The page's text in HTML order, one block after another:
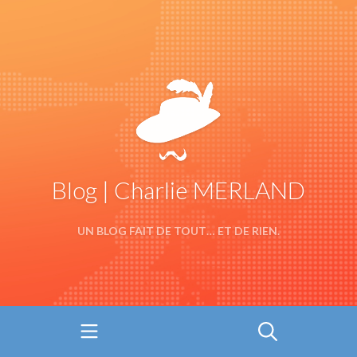
Blog | Charlie MERLAND
UN BLOG FAIT DE TOUT… ET DE RIEN.